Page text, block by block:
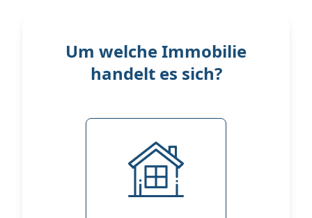
Um welche Immobilie
handelt es sich?